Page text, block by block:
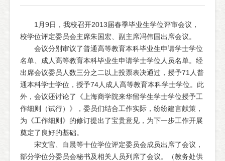
1月9日，我校召开2013届春季毕业生学位评审会议，
校学位评定委员会主席朱国宏、副主席冯伟国出席会议。
会议分别审议了普通高等教育本科毕业生申请学士学位
名单、成人高等教育本科毕业生申请学士学位人员名单。经
出席会议委员人数三分之二以上投票表决通过，授予71人普
通本科学士学位，授予74人成人高等教育本科学士学位。此
外，会议还讨论了《上海商学院来华留学生学士学位授予工
作细则（试行）》，委员们结合工作实际，纷纷建言献策，
为《工作细则》的修订提出了宝贵意见，为下一步工作开展
奠定了良好的基础。
宋文官、白晨等十位学位评定委员会成员出席了会议，
部分学位分委员会秘书及相关人员列席了会议。（教务处供